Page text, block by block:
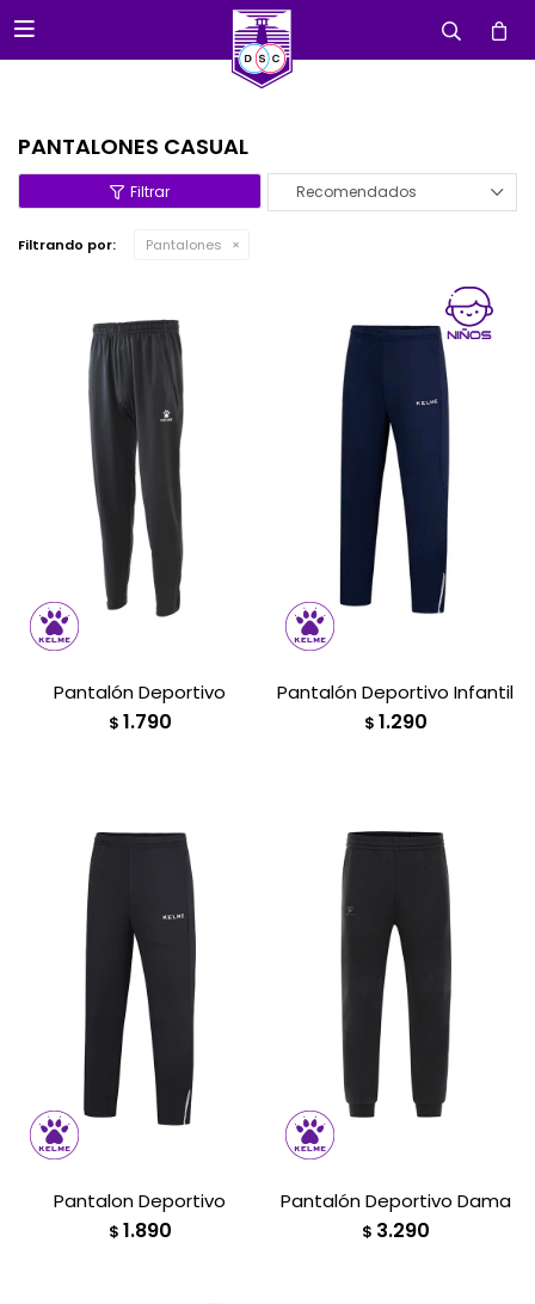

PANTALONES CASUAL
Recomendados
Filtrando por: Pantalones
Pantalón Deportivo
$ 1.790
Pantalón Deportivo Infantil
$ 1.290
Pantalon Deportivo
$ 1.890
Pantalón Deportivo Dama
$ 3.290